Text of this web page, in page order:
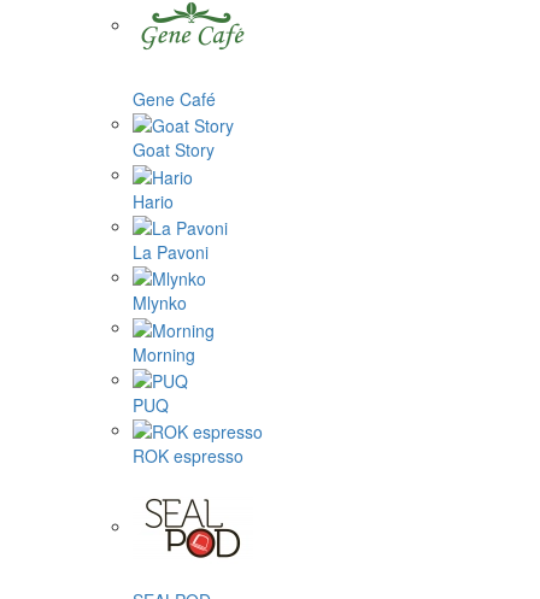
Gene Café
Goat Story
Hario
La Pavoni
Mlynko
Morning
PUQ
ROK espresso